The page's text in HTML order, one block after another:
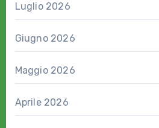
Luglio 2026
Giugno 2026
Maggio 2026
Aprile 2026